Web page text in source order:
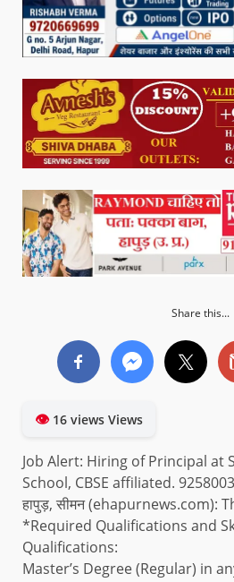
Share this...
👁16 views Views
Job Alert: Hiring of Principal at
School, CBSE affiliated.
हापुड़, सीमन (ehapurnews.com):
*Required Qualifications and
Qualifications:
Master’s Degree (Regular) in